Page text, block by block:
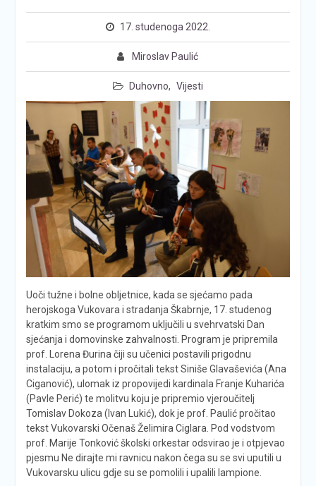
17. studenoga 2022.
Miroslav Paulić
Duhovno, Vijesti
Uoči tužne i bolne obljetnice, kada se sjećamo pada
herojskoga Vukovara i stradanja Škabrnje, 17. studenog
kratkim smo se programom uključili u svehrvatski Dan
sjećanja i domovinske zahvalnosti. Program je pripremila
prof. Lorena Đurina čiji su učenici postavili prigodnu
instalaciju, a potom i pročitali tekst Siniše Glavaševića (Ana
Ciganović), ulomak iz propovijedi kardinala Franje Kuharića
(Pavle Perić) te molitvu koju je pripremio vjeroučitelj
Tomislav Dokoza (Ivan Lukić), dok je prof. Paulić pročitao
tekst Vukovarski Očenaš Želimira Ciglara. Pod vodstvom
prof. Marije Tonković školski orkestar odsvirao je i otpjevao
pjesmu Ne dirajte mi ravnicu nakon čega su se svi uputili u
Vukovarsku ulicu gdje su se pomolili i upalili lampione.